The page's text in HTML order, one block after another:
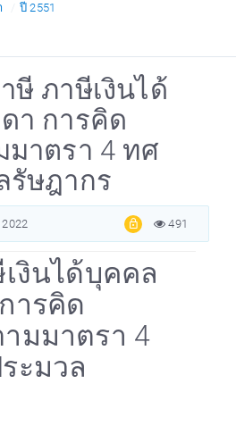
ปี 2551
ษี ภาษีเงินได้
า การคิด
มาตรา 4 ทศ
รัษฎากร
2022 491
เงินได้บุคคล
ารคิด
มมาตรา 4
ะมวล